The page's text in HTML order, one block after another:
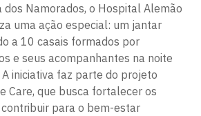
dos Namorados, o Hospital Alemão
uma ação especial: um jantar
a 10 casais formados por
e seus acompanhantes na noite
iniciativa faz parte do projeto
Care, que busca fortalecer os
para o bem-estar